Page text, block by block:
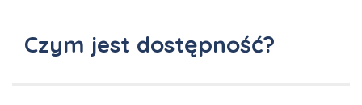
Czym jest dostępność?